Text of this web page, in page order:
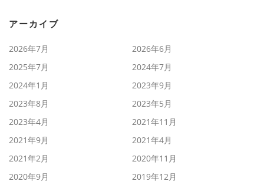
アーカイブ
2026年7月
2026年6月
2025年7月
2024年7月
2024年1月
2023年9月
2023年8月
2023年5月
2023年4月
2021年11月
2021年9月
2021年4月
2021年2月
2020年11月
2020年9月
2019年12月